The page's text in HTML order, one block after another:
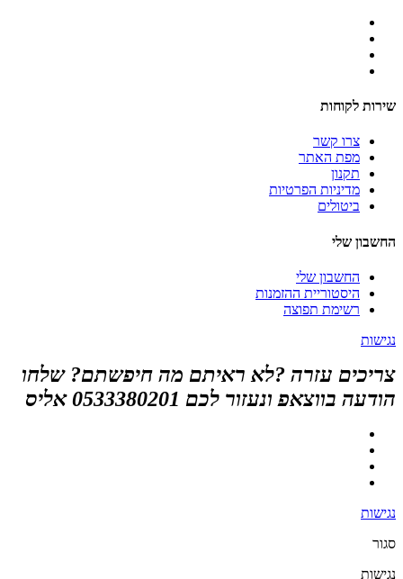
שירות לקוחות
צרו קשר
מפת האתר
תקנון
מדיניות הפרטיות
ביטולים
החשבון שלי
החשבון שלי
היסטוריית ההזמנות
רשימת תפוצה
נגישות
צריכים עזרה ?לא ראיתם מה חיפשתם? שלחו
הודעה בווצאפ ונעזור לכם 0533380201 אליס
נגישות
סגור
נגישות